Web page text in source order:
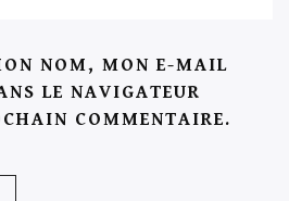
NOM, MON E-MAIL
LE NAVIGATEUR
COMMENTAIRE.